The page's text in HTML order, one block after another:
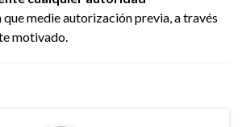
que medie autorización previa, a través
motivado.